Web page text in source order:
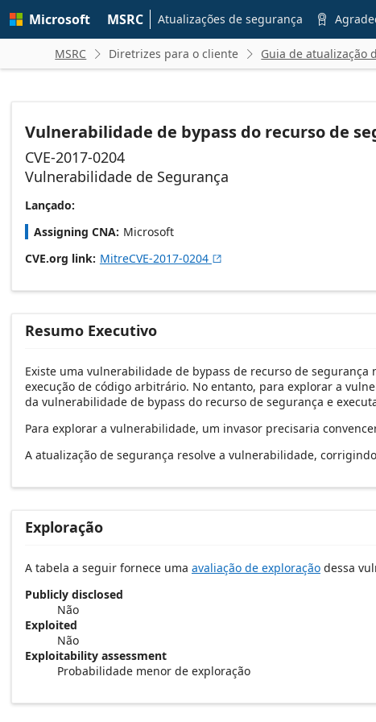
main
Microsoft MSRC Atualizações de segurança 
MSRC  Diretrizes para o cliente  Guia de atualização
Vulnerabilidade de bypass do recurso de
CVE-2017-0204
Vulnerabilidade de Segurança
Lançado:
Assigning CNA Microsoft
CVE.org link MitreCVE-2017-0204 
Resumo Executivo
Existe uma vulnerabilidade de bypass de recurso de
execução de código arbitrário. No entanto, para explorar a
da vulnerabilidade de bypass do recurso de segurança e
Para explorar a vulnerabilidade, um invasor precisaria
A atualização de segurança resolve a vulnerabilidade,
Exploração
A tabela a seguir fornece uma avaliação de exploração dessa
Publicly disclosed
Não
Exploited
Não
Exploitability assessment
Probabilidade menor de exploração